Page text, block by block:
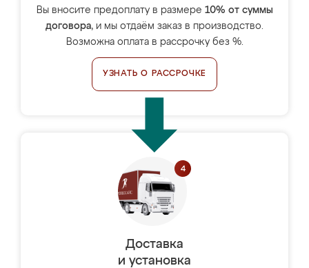
Вы вносите предоплату в размере 10% от суммы
договора, и мы отдаём заказ в производство.
Возможна оплата в рассрочку без %.
УЗНАТЬ О РАССРОЧКЕ
Доставка
и установка